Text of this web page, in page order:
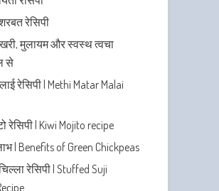
रेसिपी
मुलायम और स्वस्थ त्वचा
से
रेसिपी | Methi Matar Malai
रेसिपी | Kiwi Mojito recipe
| Benefits of Green Chickpeas
रेसिपी | Stuffed Suji